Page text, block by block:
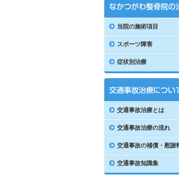
当院の施術項目
スポーツ障害
症状別治療
交通事故治療とは
交通事故治療の流れ
交通事故の補償・慰謝
交通事故知識集